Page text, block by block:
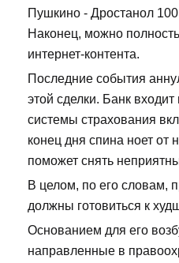
Пушкино - Дростанол
Наконец, можно
интернет-контента.
Последние события
этой сделки. Банк входит
системы страхования
конец дня спина ноет от
поможет снять
В целом, по его словам,
должны готовиться к
Основанием для его
направленные в